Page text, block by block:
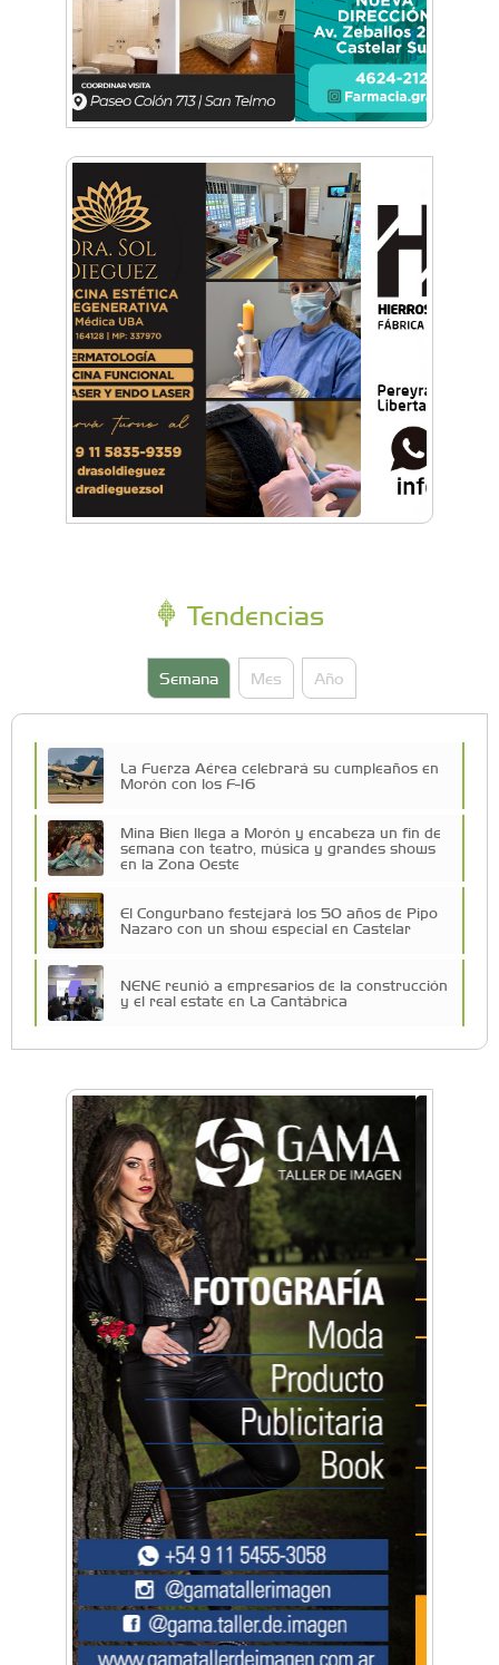
Tendencias
Semana Mes Año
La Fuerza Aérea celebrará su cumpleaños en
Morón con los F-16
Mina Bien llega a Morón y encabeza un fin de
semana con teatro, música y grandes shows
en la Zona Oeste
El Congurbano festejará los 50 años de Pipo
Nazaro con un show especial en Castelar
NENE reunió a empresarios de la construcción
y el real estate en La Cantábrica
La primera vez que Eva Perón voló en avión lo
hizo desde Morón
Mariana Croce: "Hoy las empresas necesitan
un asesoramiento integral para crecer con
seguridad"
Música, teatro, yoga, danza y mucho más:
Conocé todos los talleres para aprender y
disfrutar en la Zona Oeste